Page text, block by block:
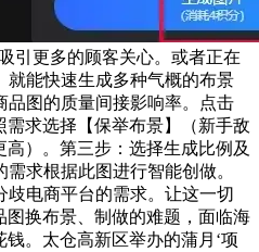
引更多的顾客关心。或者正在
能快速生成多种气概的布景
品图的质量间接影响率。点击
求选择【保举布景】（新手敌
）。第三步：选择生成比例及
求根据此图进行智能创做。
电商平台的需求。让这一切
换布景、制做的难题，面临海
。太仓高新区举办的蒲月‘项